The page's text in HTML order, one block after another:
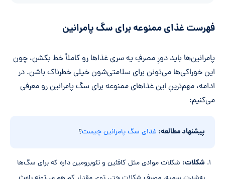
فهرست غذای ممنوعه برای سگ پامرانین
پامرانین‌ها باید دورِ مصرفِ یه سری غذاها رو کاملاً خط بکشن، چون
این خوراکی‌ها می‌تونن برای سلامتی‌شون خیلی خطرناک باشن. در
ادامه، مهم‌ترینِ این غذاهای ممنوعه برای سگ پامرانین رو معرفی
می‌کنیم:
پیشنهاد مطالعه: غذای سگ پامرانین چیست؟
شکلات: شکلات موادی مثل کافئین و تئوبرومین داره که برای سگ‌ها